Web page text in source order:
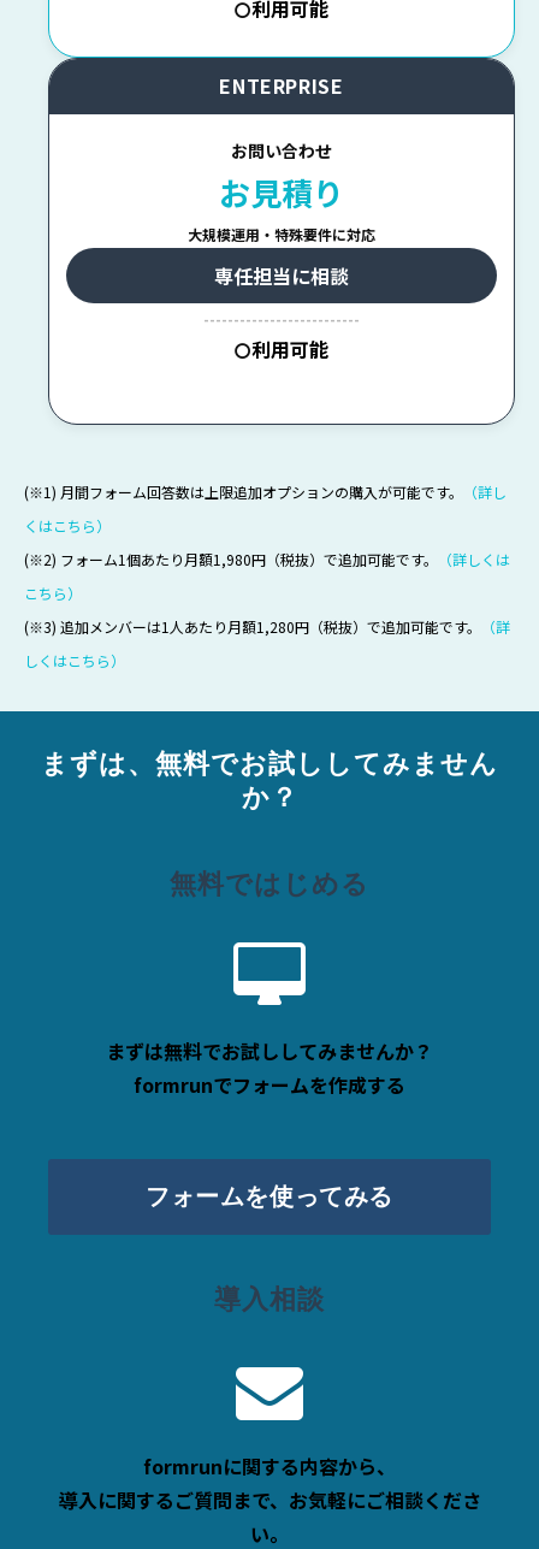
〇利用可能
ENTERPRISE
お問い合わせ
お見積り
大規模運用・特殊要件に対応
専任担当に相談
--------------------------
〇利用可能
(※1) 月間フォーム回答数は上限追加オプションの購入が可能です。
（詳し
くはこちら）
(※2) フォーム1個あたり月額1,980円（税抜）で追加可能です。
（詳しくは
こちら）
(※3) 追加メンバーは1人あたり月額1,280円（税抜）で追加可能です。
（詳
しくはこちら）
まずは、無料でお試ししてみません
か？
無料ではじめる
まずは無料でお試ししてみませんか？
formrunでフォームを作成する
フォームを使ってみる
導入相談
formrunに関する内容から、
導入に関するご質問まで、お気軽にご相談くださ
い。